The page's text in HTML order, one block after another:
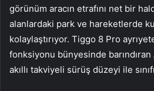
görünüm aracın etrafını net bir
alanlardaki park ve hareketlerde
kolaylaştırıyor. Tiggo 8 Pro
fonksiyonu bünyesinde
akıllı takviyeli sürüş düzeyi ile